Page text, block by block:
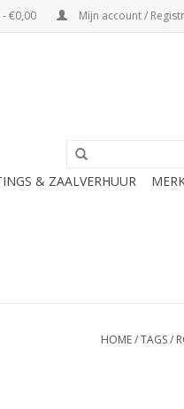
€0,00 Mijn account /
& ZAALVERHUUR
HOME/TAGS/